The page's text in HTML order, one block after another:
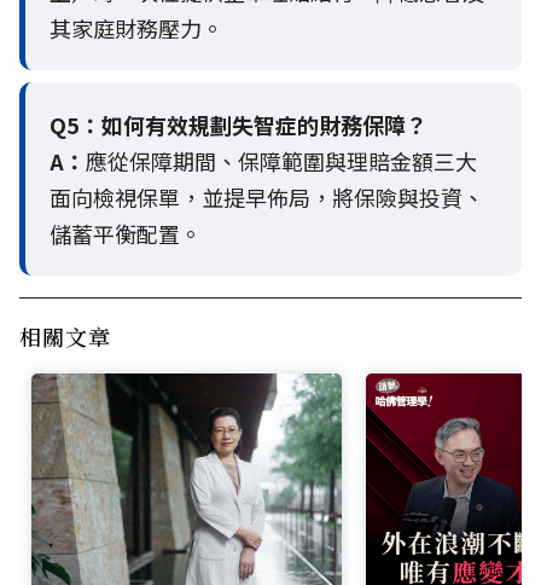
其家庭財務壓力。
Q5： 如何有效規劃失智症的財務保障？
A： 應從保障期間、保障範圍與理賠金額三大
面向檢視保單，並提早佈局，將保險與投資、
儲蓄平衡配置。
相關文章